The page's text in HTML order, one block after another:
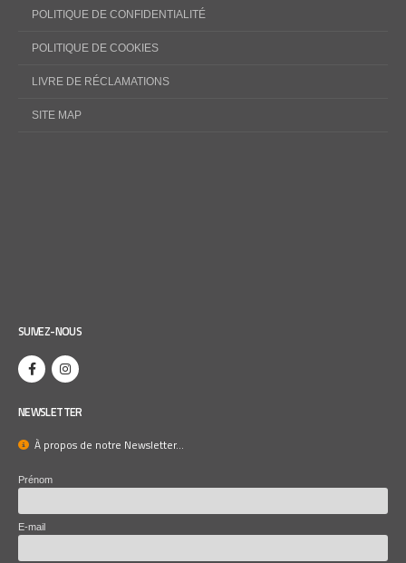
POLITIQUE DE CONFIDENTIALITÉ
POLITIQUE DE COOKIES
LIVRE DE RÉCLAMATIONS
SITE MAP
SUIVEZ-NOUS
NEWSLETTER
À propos de notre Newsletter...
Prénom
E-mail